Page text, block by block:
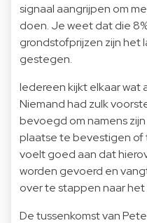
signaal aangrijpen om
doen. Je weet dat die
grondstofprijzen zijn het
gestegen.
Iedereen kijkt elkaar wat
Niemand had zulk
bevoegd om namens
plaatse te bevestigen
voelt goed aan dat
worden gevoerd en
over te stappen naar
De tussenkomst van